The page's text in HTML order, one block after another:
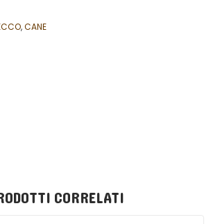
,CANE
CORRELATI